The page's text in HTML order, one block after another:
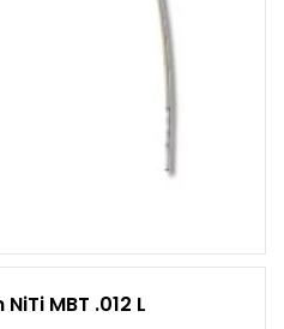
MBT .012 L